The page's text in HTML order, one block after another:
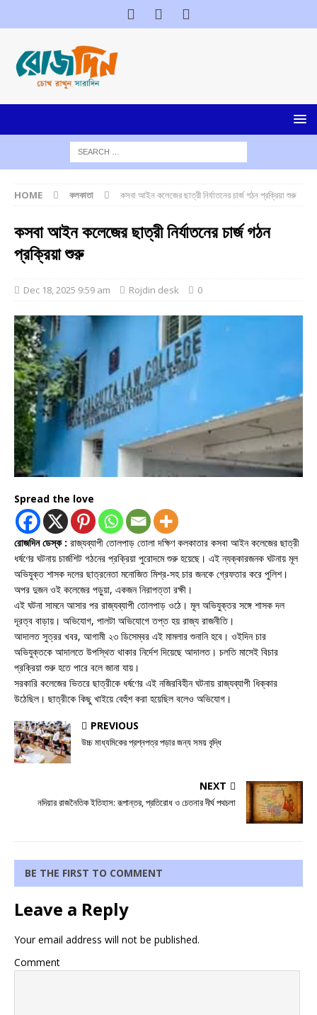
HOME কলকাতা কসবা আইন কলেজের ছাত্রী নির্যাতনের চার্জ গঠন প্রক্রিয়া শুরু
কসবা আইন কলেজের ছাত্রী নির্যাতনের চার্জ গঠন
প্রক্রিয়া শুরু
Dec 18, 2025 9:59 am Rojdin desk 0
Spread the love
রোজদিন ডেস্ক : রাজ্যব্যাপী তোলপাড় তোলা দক্ষিণ কলকাতার কসবা আইন কলেজের ছাত্রী
ধর্ষণের ঘটনায় চার্জশিট গঠনের প্রক্রিয়া পুরোদমে শুরু হয়েছে। এই ন্যক্কারজনক ঘটনায় মূল
অভিযুক্ত শাসক দলের ছাত্রনেতা মনোজিত মিশ্র-সহ চার জনকে গ্রেফতার করে পুলিশ।
অপর দুজন ওই কলেজের পড়ুয়া, একজন নিরাপত্তা রক্ষী।
এই ঘটনা সামনে আসার পর রাজ্যব্যাপী তোলপাড় ওঠে। মূল অভিযুক্তর সঙ্গে শাসক দল
দূরত্ব বাড়ায়। অভিযোগ, পালটা অভিযোগে তপ্ত হয় রাজ্য রাজনীতি।
আদালত সুত্রর খবর, আগামী ২৩ ডিসেম্বর এই মামলার শুনানি হবে। ওইদিন চার
অভিযুক্তকে আদালতে উপস্থিত থাকার নির্দেশ দিয়েছে আদালত। চলতি মাসেই বিচার
প্রক্রিয়া শুরু হতে পারে বলে জানা যায়।
সরকারি কলেজের ভিতরে ছাত্রীকে ধর্ষণের এই নজিরবিহীন ঘটনায় রাজ্যব্যাপী ধিক্কার
উঠেছিল। ছাত্রীকে কিছু খাইয়ে বেহুঁশ করা হয়েছিল বলেও অভিযোগ।
PREVIOUS
উচ্চ মাধ্যমিকের প্রশ্নপত্র পড়ার জন্য সময় বৃদ্ধি
NEXT
নদিয়ার রাজনৈতিক ইতিহাস: রূপান্তর, প্রতিরোধ ও চেতনার দীর্ঘ পথচলা
BE THE FIRST TO COMMENT
Leave a Reply
Your email address will not be published.
Comment